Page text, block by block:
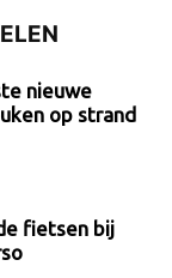
nieuwe
op strand
fietsen bij